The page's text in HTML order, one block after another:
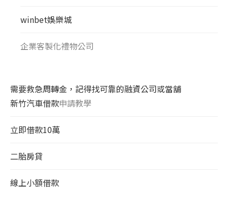
winbet娛樂城
企業客製化禮物公司
需要救急周轉金，記得找可靠的融資公司或當舖
新竹汽車借款申請教學
立即借款10萬
二胎房貸
線上小額借款